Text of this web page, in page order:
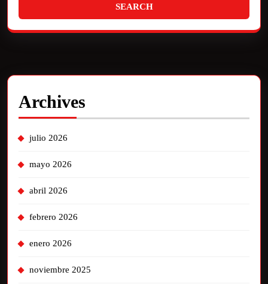
Archives
julio 2026
mayo 2026
abril 2026
febrero 2026
enero 2026
noviembre 2025